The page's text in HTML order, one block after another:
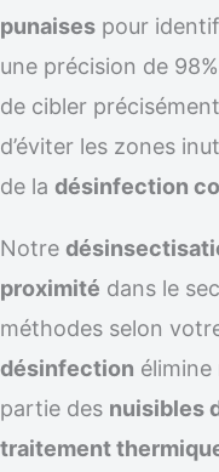
punaises pour
une précision de
de cibler
d’éviter les zones
de la désinfection
Notre
proximité dans le
méthodes selon
désinfection
partie des nuisibles
traitement